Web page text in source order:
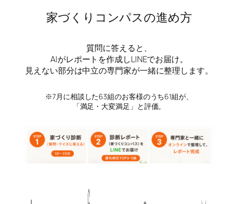
家づくりコンパスの進め方
質問に答えると、
AIがレポートを作成しLINEでお届け。
見えない部分は中立の専門家が一緒に整理します。
※7月に相談した63組のお客様のうち61組が、
「満足・大変満足」と評価。